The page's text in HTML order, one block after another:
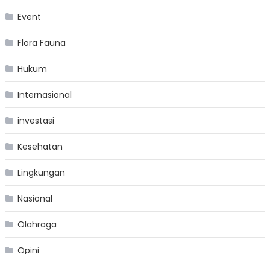
Event
Flora Fauna
Hukum
Internasional
investasi
Kesehatan
Lingkungan
Nasional
Olahraga
Opini